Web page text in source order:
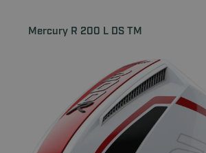
Mercury R 200 L DS TM